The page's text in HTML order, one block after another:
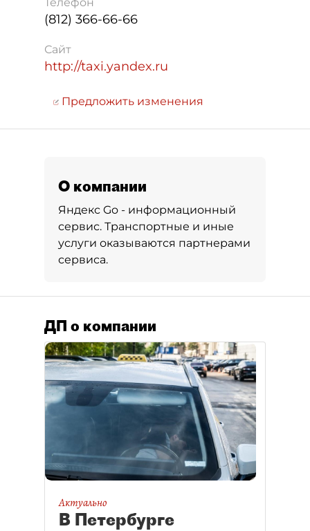
(812) 366-66-66
Сайт
http://taxi.yandex.ru
Предложить изменения
О компании
Яндекс Go - информационный
сервис. Транспортные и иные
услуги оказываются партнерами
сервиса.
ДП о компании
Актуально
В Петербурге